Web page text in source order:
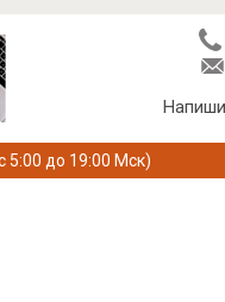
5:00 до 19:00 Мск)